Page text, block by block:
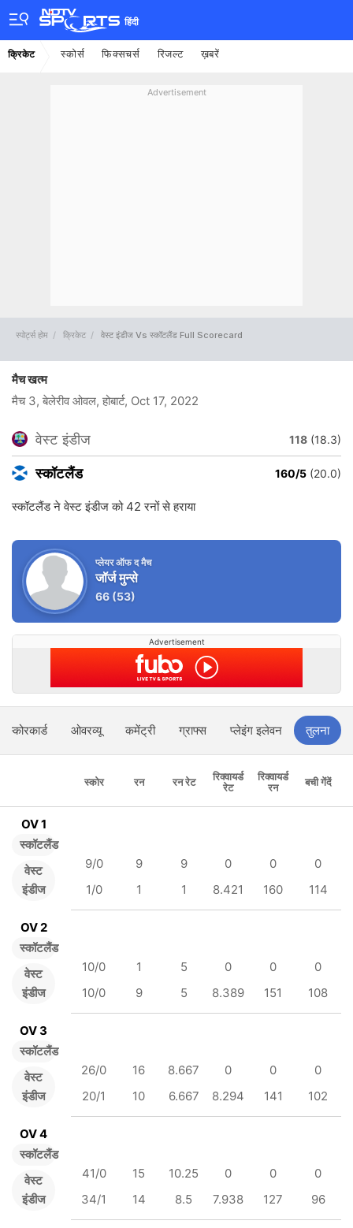
हिंदी
क्रिकेट स्कोर्स फिक्सचर्स रिजल्ट ख़बरें
Advertisement
स्पोर्ट्स होम क्रिकेट वेस्ट इंडीज Vs स्कॉटलैंड Full Scorecard
मैच खत्म
मैच 3, बेलेरीव ओवल, होबार्ट, Oct 17, 2022
वेस्ट इंडीज 118 (18.3)
स्कॉटलैंड 160/5 (20.0)
स्कॉटलैंड ने वेस्ट इंडीज को 42 रनों से हराया
प्लेयर ऑफ द मैच
जॉर्ज मुन्से
66 (53)
Advertisement
स्कोरकार्ड ओवरव्यू कमेंट्री ग्राफ्स प्लेइंग इलेवन तुलना
स्कोर रन रन रेट
रिक्वायर्ड
रेट
रिक्वायर्ड
रन
बची गेंदें
OV 1
स्कॉटलैंड
वेस्ट
इंडीज
9/0 9 9 0 0
0
1/0
1 1 8.421 160 114
OV 2
स्कॉटलैंड
वेस्ट
इंडीज
10/0 1 5 0 0
0
10/0
9 5 8.389 151 108
OV 3
स्कॉटलैंड
वेस्ट
इंडीज
26/0 16 8.667 0 0
0
20/1
10 6.667 8.294 141 102
OV 4
स्कॉटलैंड
वेस्ट
इंडीज
41/0 15 10.25 0 0
0
34/1
14 8.5 7.938 127 96